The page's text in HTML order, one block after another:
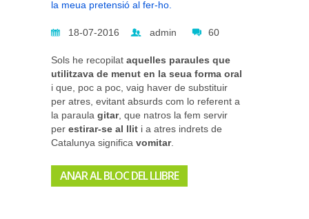
la meua pretensió al fer-ho.
18-07-2016 admin 60
Sols he recopilat aquelles paraules que
utilitzava de menut en la seua forma oral
i que, poc a poc, vaig haver de substituir
per atres, evitant absurds com lo referent a
la paraula gitar, que natros la fem servir
per estirar-se al llit i a atres indrets de
Catalunya significa vomitar.
ANAR AL BLOC DEL LLIBRE